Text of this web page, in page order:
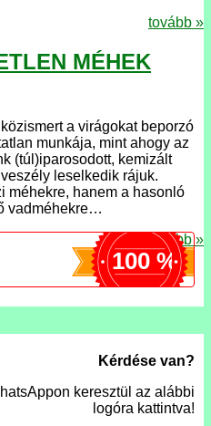
tovább »
MÉHEK
a virágokat beporzó
munkája, mint ahogy az
(túl)iparosodott, kemizált
leselkedik rájuk.
méhekre, hanem a hasonló
vadméhekre…
tovább »
100 %
Kérdése van?
keresztül az alábbi
logóra kattintva!